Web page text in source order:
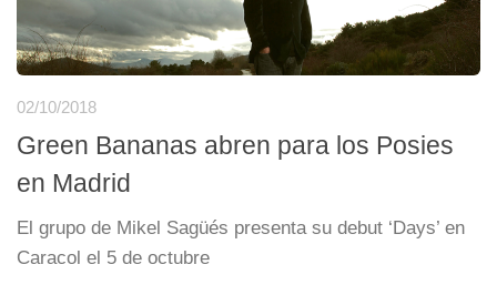
02/10/2018
Green Bananas abren para los Posies
en Madrid
El grupo de Mikel Sagüés presenta su debut ‘Days’ en
Caracol el 5 de octubre